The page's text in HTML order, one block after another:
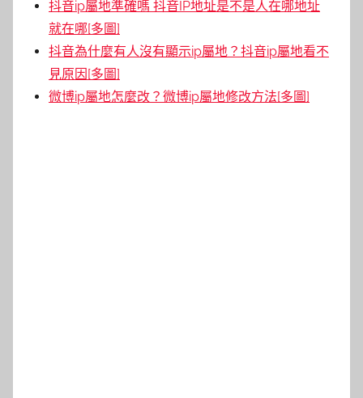
抖音ip屬地準確嗎 抖音IP地址是不是人在哪地址
就在哪[多圖]
抖音為什麼有人沒有顯示ip屬地？抖音ip屬地看不
見原因[多圖]
微博ip屬地怎麼改？微博ip屬地修改方法[多圖]